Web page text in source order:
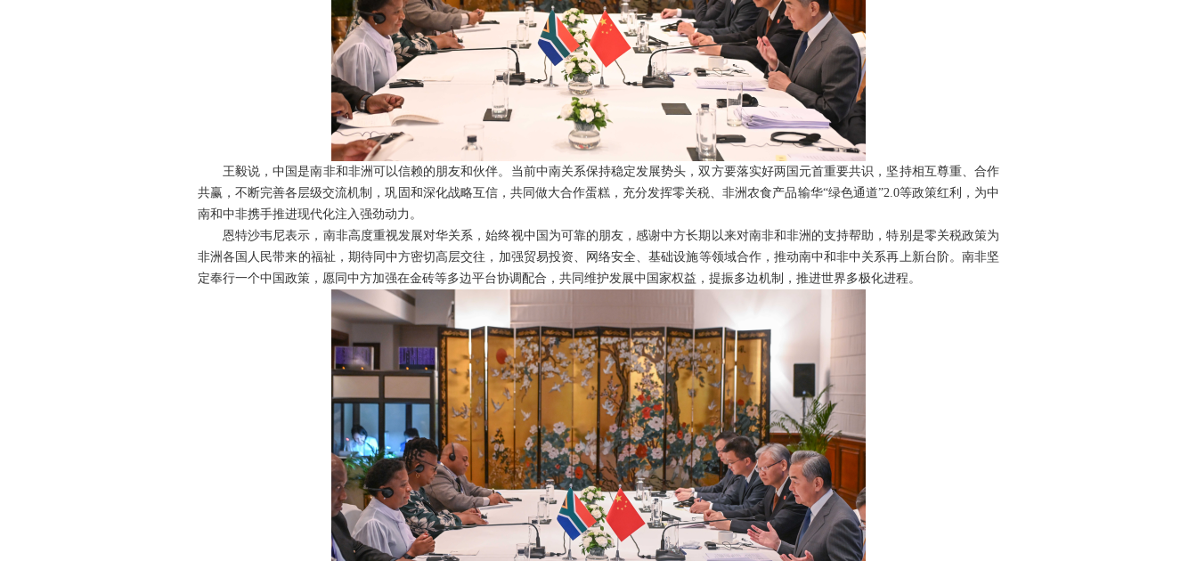
王毅说，中国是南非和非洲可以信赖的朋友和伙伴。当前中南关系保持稳定发展势头，双方要落实好两国元首重要共识，坚持相互尊重、合作
共赢，不断完善各层级交流机制，巩固和深化战略互信，共同做大合作蛋糕，充分发挥零关税、非洲农食产品输华“绿色通道”2.0等政策红利，为中
南和中非携手推进现代化注入强劲动力。
恩特沙韦尼表示，南非高度重视发展对华关系，始终视中国为可靠的朋友，感谢中方长期以来对南非和非洲的支持帮助，特别是零关税政策为
非洲各国人民带来的福祉，期待同中方密切高层交往，加强贸易投资、网络安全、基础设施等领域合作，推动南中和非中关系再上新台阶。南非坚
定奉行一个中国政策，愿同中方加强在金砖等多边平台协调配合，共同维护发展中国家权益，提振多边机制，推进世界多极化进程。